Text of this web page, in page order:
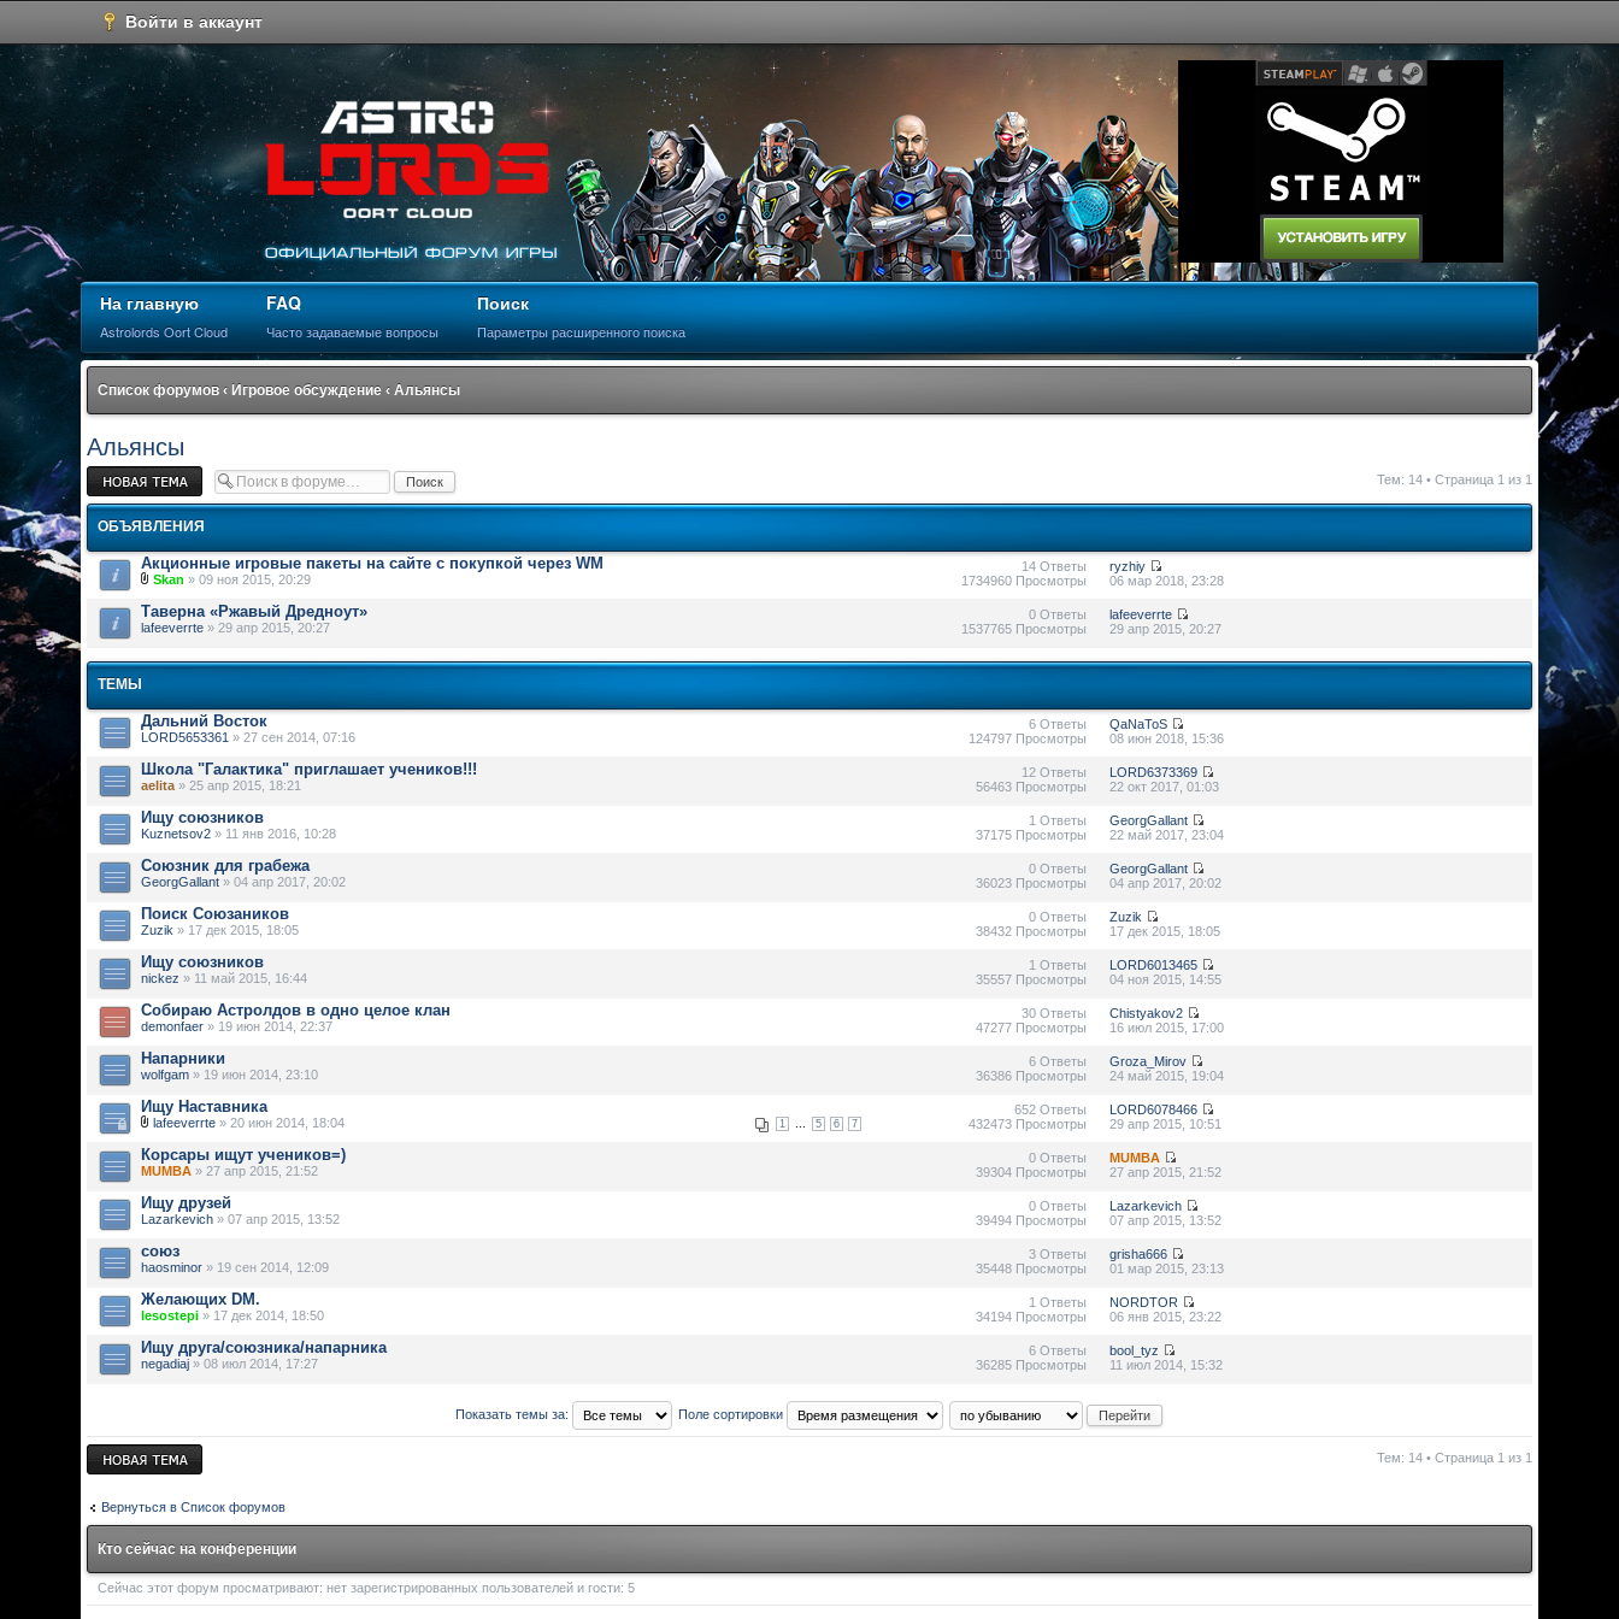
Войти в аккаунт
На главную
Astrolords Oort Cloud
FAQ
Часто задаваемые вопросы
Поиск
Параметры расширенного поиска
Список форумов ‹ Игровое обсуждение ‹ Альянсы
Альянсы
Новая тема Тем: 14 • Страница 1 из 1
ОБЪЯВЛЕНИЯ
Акционные игровые пакеты на сайте с покупкой через WM
Skan » 09 ноя 2015, 20:29
14 Ответы
1734960 Просмотры
ryzhiy
06 мар 2018, 23:28
Таверна «Ржавый Дредноут»
lafeeverrte » 29 апр 2015, 20:27
0 Ответы
1537765 Просмотры
lafeeverrte
29 апр 2015, 20:27
ТЕМЫ
Дальний Восток
LORD5653361 » 27 сен 2014, 07:16
6 Ответы
124797 Просмотры
QaNaToS
08 июн 2018, 15:36
Школа "Галактика" приглашает учеников!!!
aelita » 25 апр 2015, 18:21
12 Ответы
56463 Просмотры
LORD6373369
22 окт 2017, 01:03
Ищу союзников
Kuznetsov2 » 11 янв 2016, 10:28
1 Ответы
37175 Просмотры
GeorgGallant
22 май 2017, 23:04
Союзник для грабежа
GeorgGallant » 04 апр 2017, 20:02
0 Ответы
36023 Просмотры
GeorgGallant
04 апр 2017, 20:02
Поиск Союзаников
Zuzik » 17 дек 2015, 18:05
0 Ответы
38432 Просмотры
Zuzik
17 дек 2015, 18:05
Ищу союзников
nickez » 11 май 2015, 16:44
1 Ответы
35557 Просмотры
LORD6013465
04 ноя 2015, 14:55
Собираю Астролдов в одно целое клан
demonfaer » 19 июн 2014, 22:37
30 Ответы
47277 Просмотры
Chistyakov2
16 июл 2015, 17:00
Напарники
wolfgam » 19 июн 2014, 23:10
6 Ответы
36386 Просмотры
Groza_Mirov
24 май 2015, 19:04
Ищу Наставника
1 5 6 7
lafeeverrte » 20 июн 2014, 18:04
652 Ответы
432473 Просмотры
LORD6078466
29 апр 2015, 10:51
Корсары ищут учеников=)
MUMBA » 27 апр 2015, 21:52
0 Ответы
39304 Просмотры
MUMBA
27 апр 2015, 21:52
Ищу друзей
Lazarkevich » 07 апр 2015, 13:52
0 Ответы
39494 Просмотры
Lazarkevich
07 апр 2015, 13:52
союз
haosminor » 19 сен 2014, 12:09
3 Ответы
35448 Просмотры
grisha666
01 мар 2015, 23:13
Желающих DM.
lesostepi » 17 дек 2014, 18:50
1 Ответы
34194 Просмотры
NORDTOR
06 янв 2015, 23:22
Ищу друга/союзника/напарника
negadiaj » 08 июл 2014, 17:27
6 Ответы
36285 Просмотры
bool_tyz
11 июл 2014, 15:32
Показать темы за: Поле сортировки
Новая тема Тем: 14 • Страница 1 из 1
Вернуться в Список форумов
Кто сейчас на конференции
Сейчас этот форум просматривают: нет зарегистрированных пользователей и гости: 5